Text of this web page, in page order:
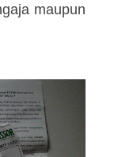
maupun